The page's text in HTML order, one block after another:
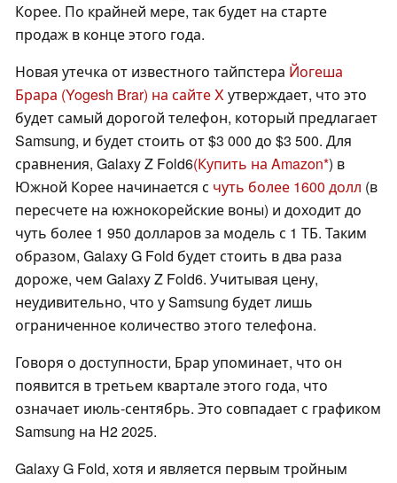
Корее. По крайней мере, так будет на старте
продаж в конце этого года.
Новая утечка от известного тайпстера Йогеша
Брара (Yogesh Brar) на сайте Xутверждает, что это
будет самый дорогой телефон, который предлагает
Samsung, и будет стоить от $3 000 до $3 500. Для
сравнения, Galaxy Z Fold6(Купить на Amazon ) в
Южной Корее начинается с чуть более 1600 долл (в
пересчете на южнокорейские воны) и доходит до
чуть более 1 950 долларов за модель с 1 ТБ. Таким
образом, Galaxy G Fold будет стоить в два раза
дороже, чем Galaxy Z Fold6. Учитывая цену,
неудивительно, что у Samsung будет лишь
ограниченное количество этого телефона.
Говоря о доступности, Брар упоминает, что он
появится в третьем квартале этого года, что
означает июль-сентябрь. Это совпадает с графиком
Samsung на H2 2025.
Galaxy G Fold, хотя и является первым тройным